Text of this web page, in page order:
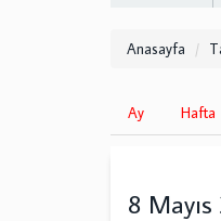
Anasayfa
Birincil
Ay Hafta
8